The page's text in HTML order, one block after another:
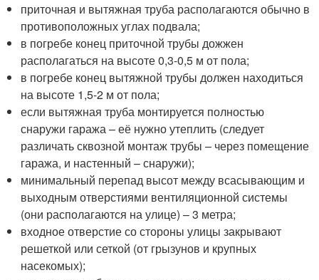
приточная и вытяжная труба располагаются обычно в
противоположных углах подвала;
в погребе конец приточной трубы дожжен
располагаться на высоте 0,3-0,5 м от пола;
в погребе конец вытяжной трубы должен находиться
на высоте 1,5-2 м от пола;
если вытяжная труба монтируется полностью
снаружи гаража – её нужно утеплить (следует
различать сквозной монтаж трубы – через помещение
гаража, и настенный – снаружи);
минимальный перепад высот между всасывающим и
выходным отверстиями вентиляционной системы
(они располагаются на улице) – 3 метра;
входное отверстие со стороны улицы закрывают
решеткой или сеткой (от грызунов и крупных
насекомых);